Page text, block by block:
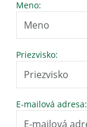
Meno:
Priezvisko:
E-mailová adresa: